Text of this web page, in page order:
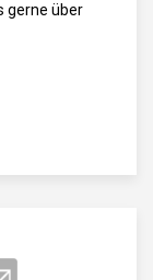
gerne über